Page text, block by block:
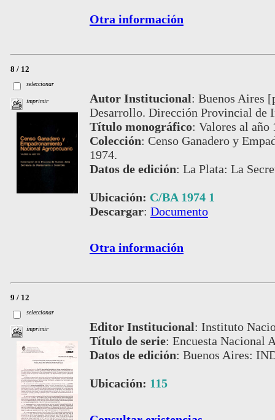
Otra información
8 / 12
seleccionar
imprimir Autor Institucional: Buenos Aires
Desarrollo. Dirección Provincial de
Título monográfico: Valores al año
Colección: Censo Ganadero y
1974.
Datos de edición: La Plata: La
Ubicación: C/BA 1974 1
Descargar: Documento
Otra información
9 / 12
seleccionar
imprimir Editor Institucional: Instituto
Título de serie: Encuesta Nacional
Datos de edición: Buenos Aires:
Ubicación: 115